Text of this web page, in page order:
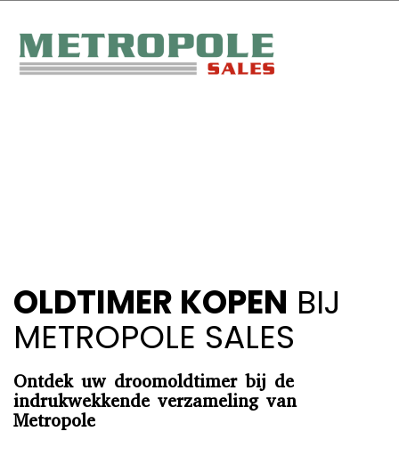
OLDTIMER KOPEN BIJ
METROPOLE SALES
Ontdek uw droomoldtimer bij de
indrukwekkende verzameling van
Metropole